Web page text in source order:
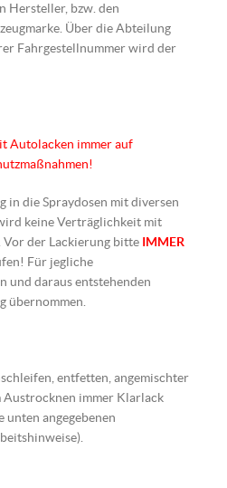
Hersteller, bzw. den
Über die Abteilung
Fahrgestellnummer wird der
Autolacken immer auf
in die Spraydosen mit diversen
keine Verträglichkeit mit
der Lackierung bitte IMMER
Für jegliche
und daraus entstehenden
übernommen.
entfetten, angemischter
Austrocknen immer Klarlack
unten angegebenen